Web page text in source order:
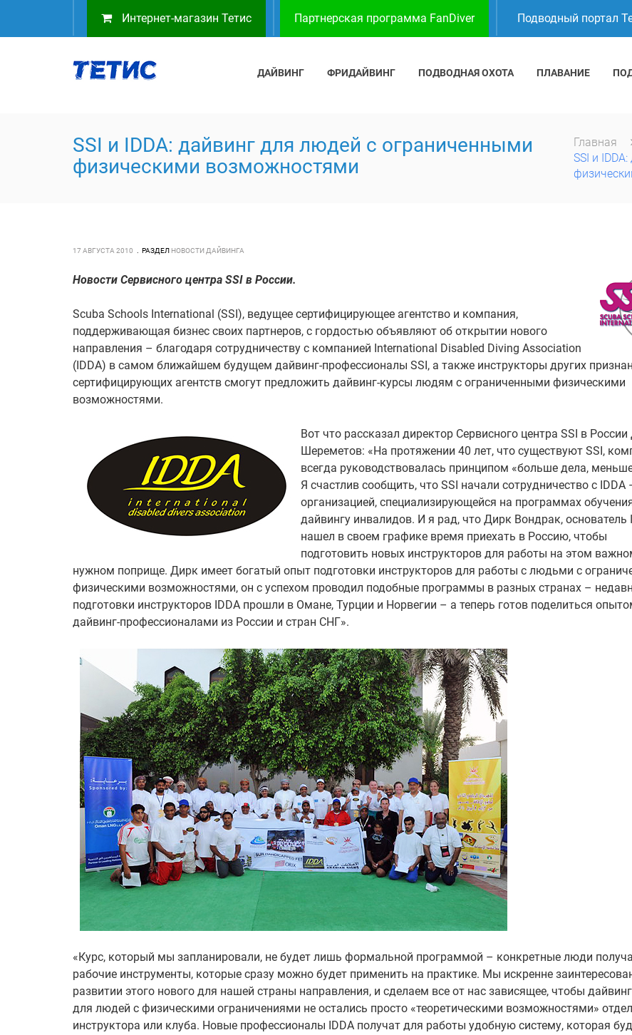
Интернет-магазин Тетис Партнерская программа FanDiver Подводный портал
ДАЙВИНГ ФРИДАЙВИНГ ПОДВОДНАЯ ОХОТА ПЛАВАНИЕ
SSI и IDDA: дайвинг для людей с ограниченными
физическими возможностями
Главная
SSI и
17 АВГУСТА 2010 РАЗДЕЛ НОВОСТИ ДАЙВИНГА
Новости Сервисного центра SSI в России.
Scuba Schools International (SSI), ведущее сертифицирующее агентство и компания,
поддерживающая бизнес своих партнеров, с гордостью объявляют об открытии нового
направления – благодаря сотрудничеству с компанией International Disabled Diving Association
(IDDA) в самом ближайшем будущем дайвинг-профессионалы SSI, а также инструкторы других
сертифицирующих агентств смогут предложить дайвинг-курсы людям с ограниченными физическими
возможностями.
Вот что рассказал директор Сервисного центра SSI в
Шереметов: «На протяжении 40 лет, что существуют SSI,
всегда руководствовалась принципом «больше дела,
Я счастлив сообщить, что SSI начали сотрудничество с IDDA
организацией, специализирующейся на программах
дайвингу инвалидов. И я рад, что Дирк Вондрак, основатель
нашел в своем графике время приехать в Россию, чтобы
подготовить новых инструкторов для работы на этом
нужном поприще. Дирк имеет богатый опыт подготовки инструкторов для работы с людьми с
физическими возможностями, он с успехом проводил подобные программы в разных странах –
подготовки инструкторов IDDA прошли в Омане, Турции и Норвегии – а теперь готов поделиться
дайвинг-профессионалами из России и стран СНГ».
«Курс, который мы запланировали, не будет лишь формальной программой – конкретные люди
рабочие инструменты, которые сразу можно будет применить на практике. Мы искренне
развитии этого нового для нашей страны направления, и сделаем все от нас зависящее, чтобы
для людей с физическими ограничениями не остались просто «теоретическими возможностями»
инструктора или клуба. Новые профессионалы IDDA получат для работы удобную систему, которая